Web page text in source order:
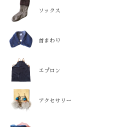
ソックス
首まわり
エプロン
アクセサリー